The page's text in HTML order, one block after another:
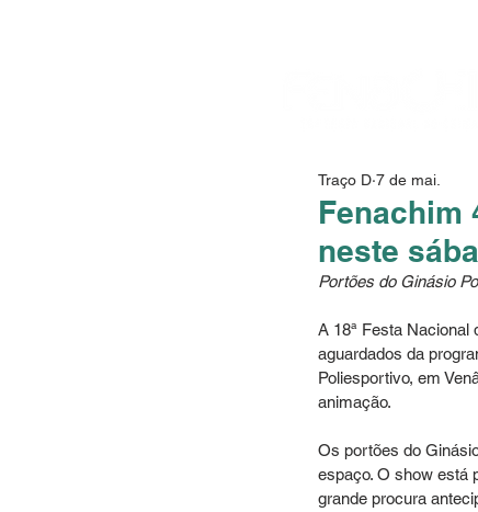
Fenachim
neste
Traço D 7 de mai.
Portões do Ginásio
A 18ª Festa Nacional
aguardados da
Poliesportivo, em
animação.
Os portões do
espaço. O show está
grande procura